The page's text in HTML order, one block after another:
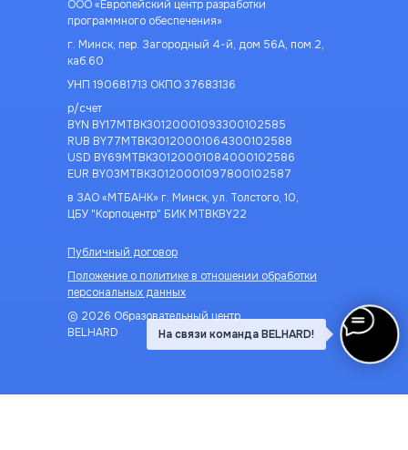
На связи команда BELHARD!
г. Минск, пер. Загородный 4-й, дом 56А, пом.2,
каб.60
р/счет
BYN BY17MTBK30120001093300102585
RUB BY77MTBK30120001064300102588
USD BY69MTBK30120001084000102586
EUR BY03MTBK30120001097800102587
в ЗАО «МТБАНК» г. Минск, ул. Толстого, 10,
ЦБУ "Корпоцентр" БИК MTBKBY22
УНП 190681713 ОКПО 37683136
ООО «Европейский центр разработки
программного обеспечения»
Положение о политике в отношении обработки
персональных данных
© 2026 Образовательный центр
BELHARD
Публичный договор